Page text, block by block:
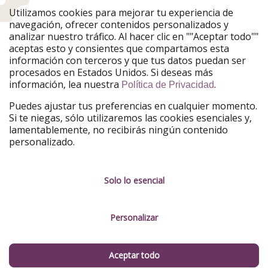
PiratinViaggio
HolidayPirates
VakantiePiraten
WakacyjniPiraci
VoyagesPirates
Ferienpiraten
Urlaubspiraten
Urlaubspiraten
TravelPirates
Nuestro grupo
HolidayPirates Group
Conócenos mejor
Sobre ViajerosPiratas
Sostenibilidad
Información legal
Gestionar servicios
Utilizamos cookies para mejorar tu experiencia de
navegación, ofrecer contenidos personalizados y
analizar nuestro tráfico. Al hacer clic en ""Aceptar todo""
aceptas esto y consientes que compartamos esta
información con terceros y que tus datos puedan ser
procesados en Estados Unidos. Si deseas más
información, lea nuestra Política de Privacidad.
Puedes ajustar tus preferencias en cualquier momento.
Si te niegas, sólo utilizaremos las cookies esenciales y,
lamentablemente, no recibirás ningún contenido
personalizado.
Solo lo esencial
Personalizar
Aceptar todo